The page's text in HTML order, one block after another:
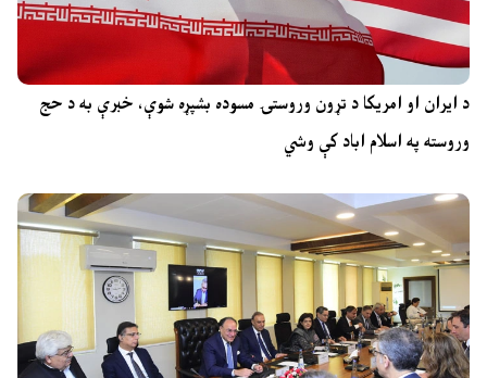
د ایران او امریکا د تړون وروستۍ مسوده بشپړه شوې، خبرې به د حج
وروسته په اسلام اباد کې وشي